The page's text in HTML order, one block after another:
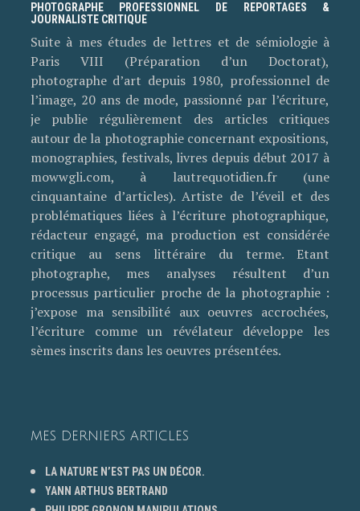
PHOTOGRAPHE PROFESSIONNEL DE REPORTAGES &
JOURNALISTE CRITIQUE
Suite à mes études de lettres et de sémiologie à
Paris VIII (Préparation d’un Doctorat),
photographe d’art depuis 1980, professionnel de
l’image, 20 ans de mode, passionné par l’écriture,
je publie régulièrement des articles critiques
autour de la photographie concernant expositions,
monographies, festivals, livres depuis début 2017 à
mowwgli.com, à lautrequotidien.fr (une
cinquantaine d’articles). Artiste de l’éveil et des
problématiques liées à l’écriture photographique,
rédacteur engagé, ma production est considérée
critique au sens littéraire du terme. Etant
photographe, mes analyses résultent d’un
processus particulier proche de la photographie :
j’expose ma sensibilité aux oeuvres accrochées,
l’écriture comme un révélateur développe les
sèmes inscrits dans les oeuvres présentées.
MES DERNIERS ARTICLES
LA NATURE N’EST PAS UN DÉCOR.
YANN ARTHUS BERTRAND